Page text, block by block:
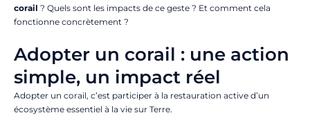
corail ? Quels sont les impacts de ce geste ? Et comment cela
fonctionne concrètement ?
Adopter un corail : une action
simple, un impact réel
Adopter un corail, c’est participer à la restauration active d’un
écosystème essentiel à la vie sur Terre.